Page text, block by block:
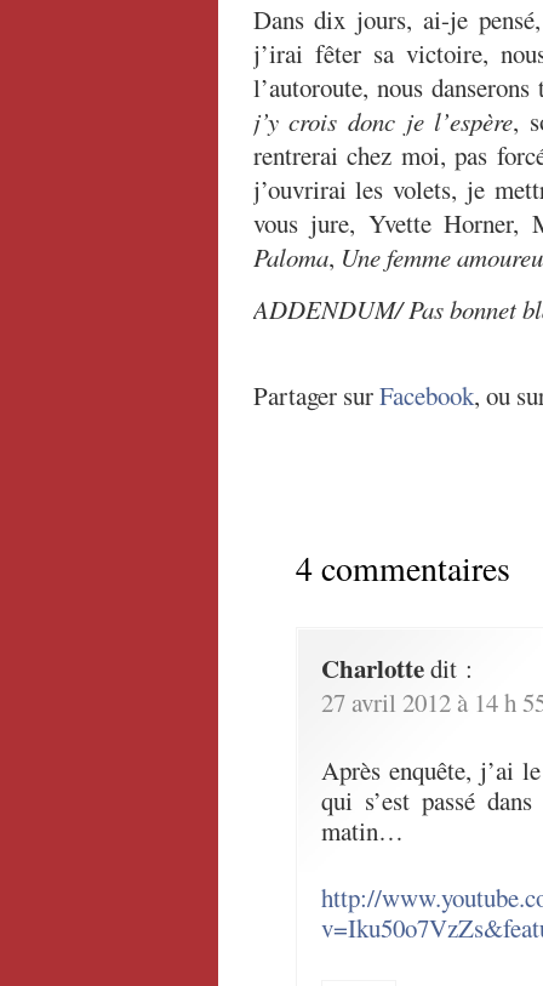
Dans dix jours, ai-je
j’irai fêter sa victoire,
l’autoroute, nous
j’y crois donc je l’espère,
rentrerai chez moi, pas
j’ouvrirai les volets, je
vous jure, Yvette
Paloma, Une femme
ADDENDUM/ Pas bonnet
Partager surFacebook, ou
4 commentaires
Charlottedit :
27 avril 2012 à 14 h
Après enquête, j’ai
qui s’est passé
matin…
http://